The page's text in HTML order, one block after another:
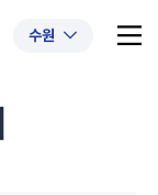
수원